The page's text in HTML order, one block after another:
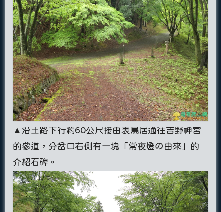
▲沿土路下行約60公尺接由表鳥居通往吉野神宮
的參道，分岔口右側有一塊「常夜燈の由來」的
介紹石碑。